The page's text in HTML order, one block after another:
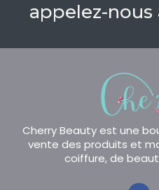
appelez-nous
Cherry Beauty est une
vente des produits et
coiffure, de